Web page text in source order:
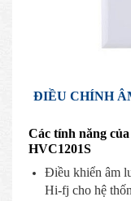
ĐIỀU CHÍNH
Các tính năng
HVC1201S
Điều khiển âm
Hi-fj cho hệ